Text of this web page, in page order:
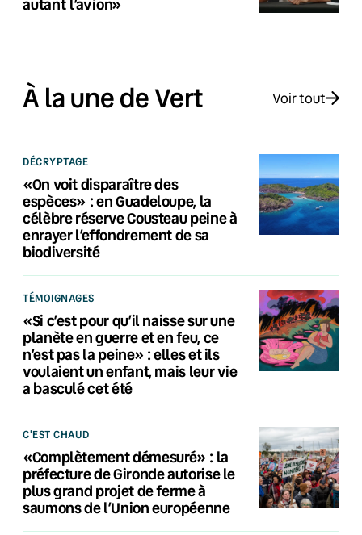
À la une de Vert Voir tout
DÉCRYPTAGE
«On voit disparaître des
espèces» : en Guadeloupe, la
célèbre réserve Cousteau peine à
enrayer l’effondrement de sa
biodiversité
TÉMOIGNAGES
«Si c’est pour qu’il naisse sur une
planète en guerre et en feu, ce
n’est pas la peine» : elles et ils
voulaient un enfant, mais leur vie
a basculé cet été
C'EST CHAUD
«Complètement démesuré» : la
préfecture de Gironde autorise le
plus grand projet de ferme à
saumons de l’Union européenne